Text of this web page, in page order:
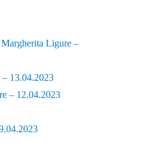
Ligure –
13.04.2023
– 12.04.2023